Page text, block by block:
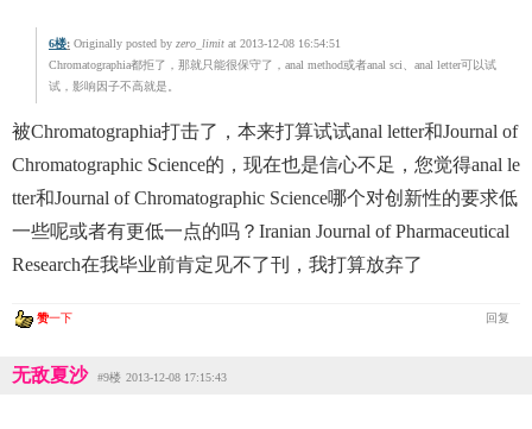
6楼: Originally posted by zero_limit at 2013-12-08 16:54:51
Chromatographia都拒了，那就只能很保守了，anal method或者anal sci、anal letter可以试
试，影响因子不高就是。
被Chromatographia打击了，本来打算试试anal letter和Journal of
Chromatographic Science的，现在也是信心不足，您觉得anal le
tter和Journal of Chromatographic Science哪个对创新性的要求低
一些呢或者有更低一点的吗？Iranian Journal of Pharmaceutical
Research在我毕业前肯定见不了刊，我打算放弃了
赞一下 回复
无敌夏沙 #9楼 2013-12-08 17:15:43